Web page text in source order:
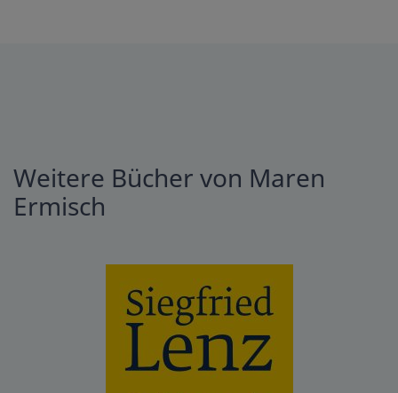
Weitere Bücher von Maren
Ermisch